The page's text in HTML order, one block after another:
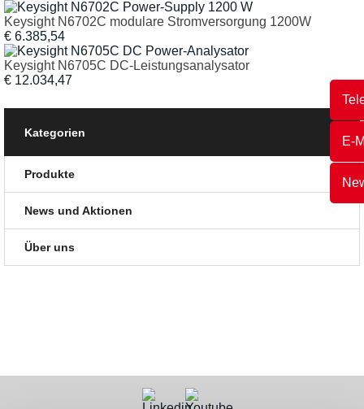
E-
Keysight N6702C modulare Stromversorgung 1200W
€ 6.385,54
Keysight N6705C DC-Leistungsanalysator
€ 12.034,47
Kategorien
Produkte
News und Aktionen
Über uns